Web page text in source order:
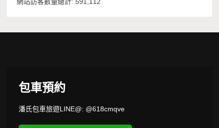
包車預約
潘氏包車旅遊LINE@: @618cmqve